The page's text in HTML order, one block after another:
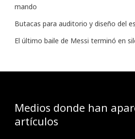
mando
Butacas para auditorio y diseño del
El último baile de Messi terminó en
Medios donde han
artículos